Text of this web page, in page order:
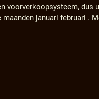
voorverkoopsysteem, dus
januari februari .